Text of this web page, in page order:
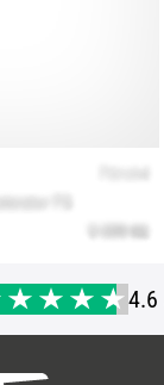
4.6